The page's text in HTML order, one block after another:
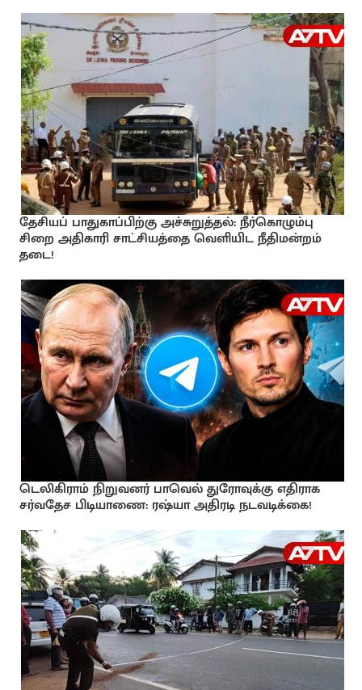
தேசியப் பாதுகாப்பிற்கு அச்சுறுத்தல்: நீர்கொழும்பு
சிறை அதிகாரி சாட்சியத்தை வெளியிட நீதிமன்றம்
தடை!
டெலிகிராம் நிறுவனர் பாவெல் துரோவுக்கு எதிராக
சர்வதேச பிடியாணை: ரஷ்யா அதிரடி நடவடிக்கை!